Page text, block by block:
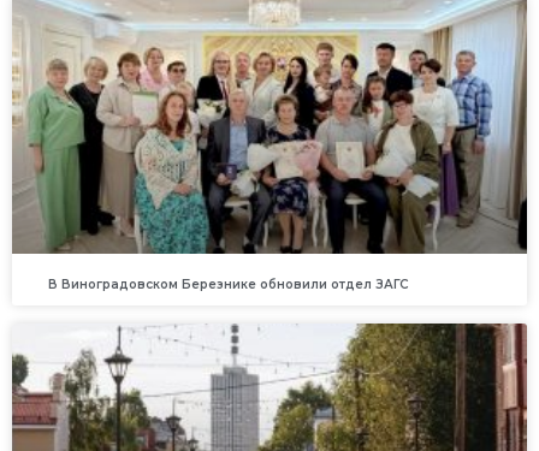
В Виноградовском Березнике обновили отдел ЗАГС